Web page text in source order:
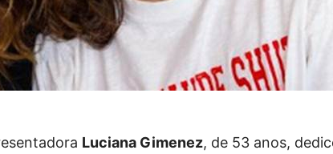
Luciana Gimenez, de 53 anos,